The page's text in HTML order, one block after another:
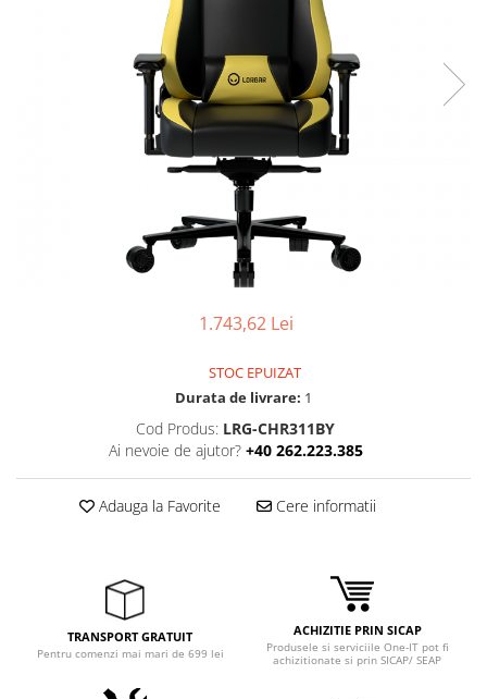
Smartphone IPhone
1.743,62 Lei
STOC EPUIZAT
Durata de livrare: 1
Cod Produs: LRG-CHR311BY
Ai nevoie de ajutor? +40 262.223.385
Adauga la Favorite Cere informatii
TRANSPORT GRATUIT
Pentru comenzi mai mari de 699 lei
ACHIZITIE PRIN SICAP
Produsele si serviciile One-IT pot fi
achizitionate si prin SICAP/ SEAP